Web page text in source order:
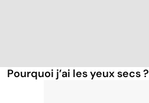
Pourquoi j’ai les yeux secs ?